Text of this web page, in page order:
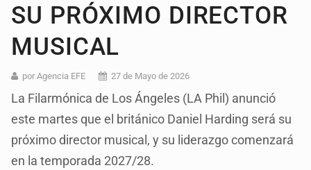
SU PRÓXIMO DIRECTOR
MUSICAL
por Agencia EFE 27 de Mayo de 2026
La Filarmónica de Los Ángeles (LA Phil) anunció
este martes que el británico Daniel Harding será su
próximo director musical, y su liderazgo comenzará
en la temporada 2027/28.